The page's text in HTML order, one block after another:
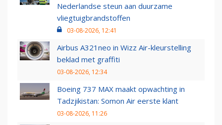
Nederlandse steun aan duurzame
vliegtuigbrandstoffen
03-08-2026, 12:41
Airbus A321neo in Wizz Air-kleurstelling
beklad met graffiti
03-08-2026, 12:34
Boeing 737 MAX maakt opwachting in
Tadzjikistan: Somon Air eerste klant
03-08-2026, 11:26